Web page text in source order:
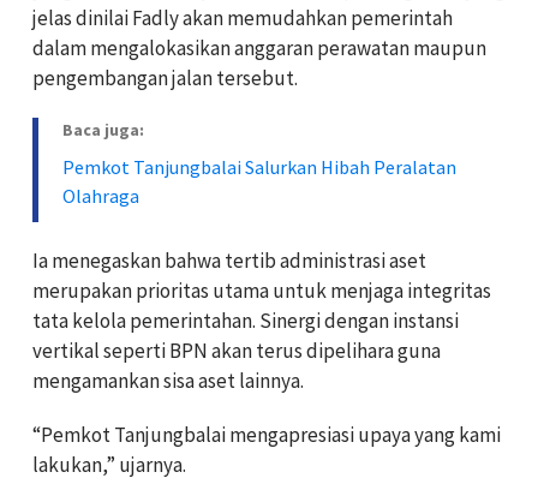
jelas dinilai Fadly akan memudahkan pemerintah
dalam mengalokasikan anggaran perawatan maupun
pengembangan jalan tersebut.
Baca juga:
Pemkot Tanjungbalai Salurkan Hibah Peralatan
Olahraga
Ia menegaskan bahwa tertib administrasi aset
merupakan prioritas utama untuk menjaga integritas
tata kelola pemerintahan. Sinergi dengan instansi
vertikal seperti BPN akan terus dipelihara guna
mengamankan sisa aset lainnya.
“Pemkot Tanjungbalai mengapresiasi upaya yang kami
lakukan,” ujarnya.